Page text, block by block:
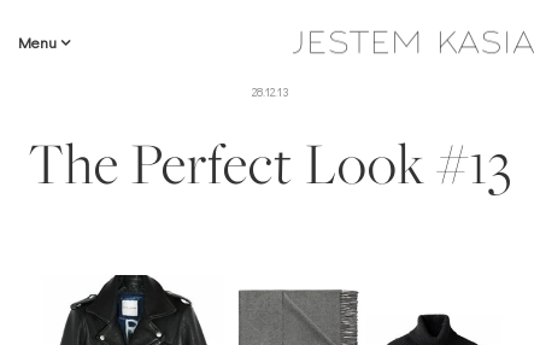
Menu
28.12.13
The Perfect Look #13